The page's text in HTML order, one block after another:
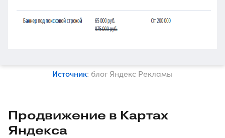
Источник: блог Яндекс Рекламы
Продвижение в Картах
Яндекса